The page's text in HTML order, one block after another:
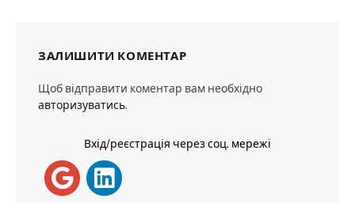
ЗАЛИШИТИ КОМЕНТАР
Щоб відправити коментар вам необхідно
авторизуватись.
Вхід/реєстрація через соц. мережі